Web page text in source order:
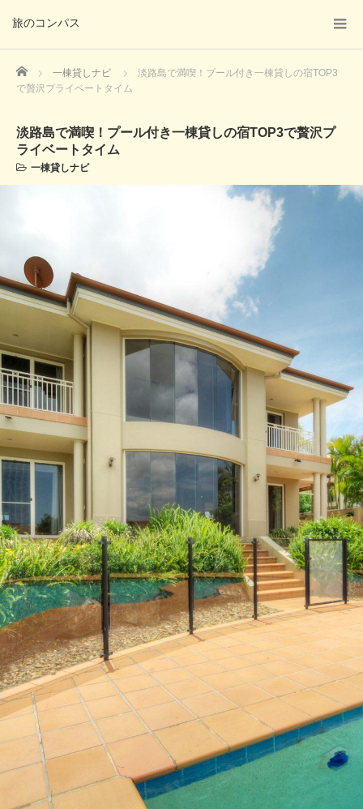
旅のコンパス
Home 一棟貸しナビ
淡路島で満喫！プール付き一棟貸しの宿TOP3
で贅沢プライベートタイム
淡路島で満喫！プール付き一棟貸しの宿TOP3で贅沢プ
ライベートタイム
一棟貸しナビ